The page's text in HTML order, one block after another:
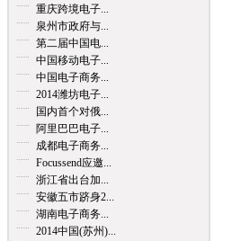
重庆跨境电子...
泉州市政府与...
第二届中国电...
中国移动电子...
中国电子商务...
2014潍坊电子...
国内首个对俄...
阿里巴巴电子...
成都电子商务...
Focussend应邀...
浙江省出台加...
安徽五市跻身2...
湖南电子商务...
2014中国(苏州)...